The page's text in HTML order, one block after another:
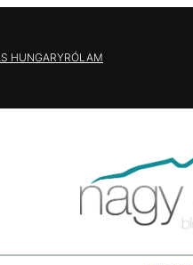
HUNGARYRÓLAM